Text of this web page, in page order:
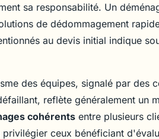
sa responsabilité. Un
de dédommagement
au devis initial indique
des équipes, signalé par des
reflète généralement un
cohérents entre plusieurs
ceux bénéficiant